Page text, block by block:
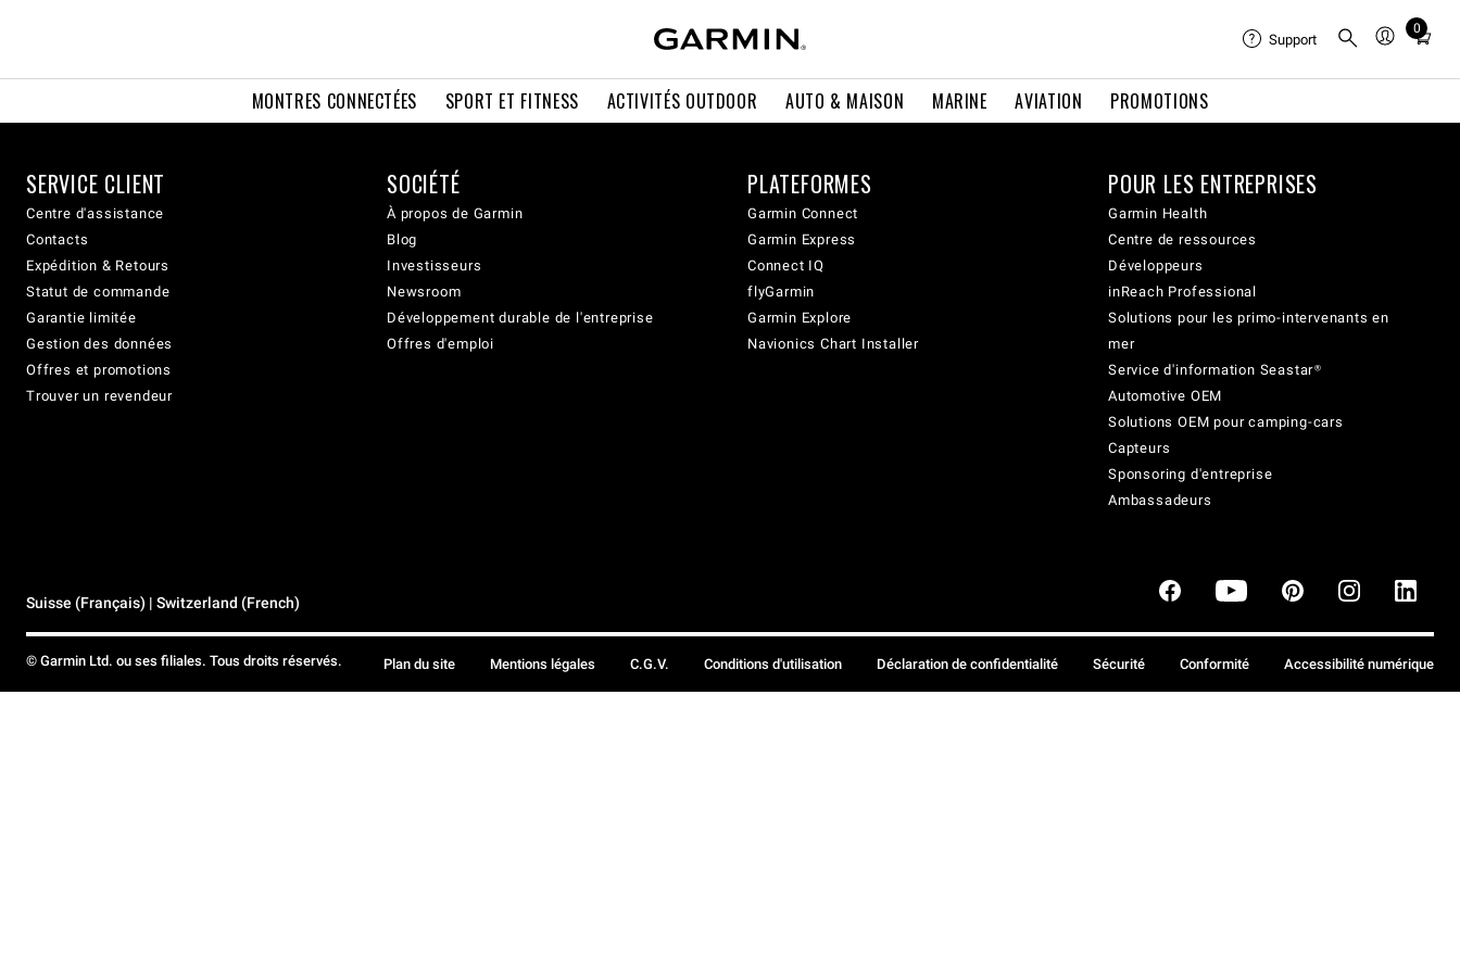
MONTRES CONNECTÉES SPORT ET FITNESS ACTIVITÉS OUTDOOR AUTO & MAISON MARINE AVIATION PROMOTIONS
Support
0
Total
in
SERVICE CLIENT
Centre d'assistance
Contacts
Expédition & Retours
Statut de commande
Garantie limitée
Gestion des données
Offres et promotions
Trouver un revendeur
SOCIÉTÉ
À propos de Garmin
Blog
Investisseurs
Newsroom
Développement durable de l'entreprise
Offres d'emploi
PLATEFORMES
Garmin Connect
Garmin Express
Connect IQ
flyGarmin
Garmin Explore
Navionics Chart Installer
POUR LES ENTREPRISES
Garmin Health
Centre de ressources
Développeurs
inReach Professional
Solutions pour les primo-intervenants en
mer
Service d'information Seastar®
Automotive OEM
Solutions OEM pour camping-cars
Capteurs
Sponsoring d'entreprise
Ambassadeurs
Suisse (Français) | Switzerland (French)
© Garmin Ltd. ou ses filiales. Tous droits réservés. Plan du site Mentions légales C.G.V. Conditions d'utilisation Déclaration de confidentialité Sécurité Conformité Accessibilité numérique